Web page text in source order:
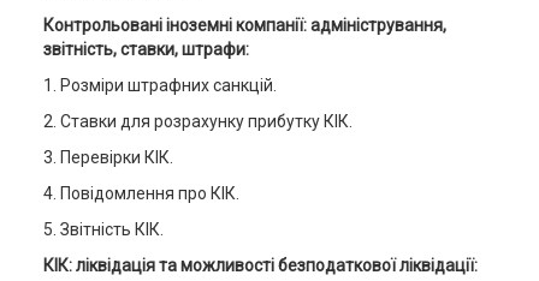
Контрольовані іноземні компанії: адміністрування,
звітність, ставки, штрафи:
1. Розміри штрафних санкцій.
2. Ставки для розрахунку прибутку КІК.
3. Перевірки КІК.
4. Повідомлення про КІК.
5. Звітність КІК.
КІК: ліквідація та можливості безподаткової ліквідації: